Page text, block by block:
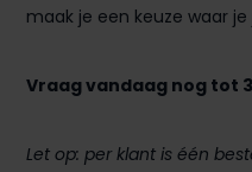
maak je een keuze waar
Vraag vandaag nog tot
Let op: per klant is één